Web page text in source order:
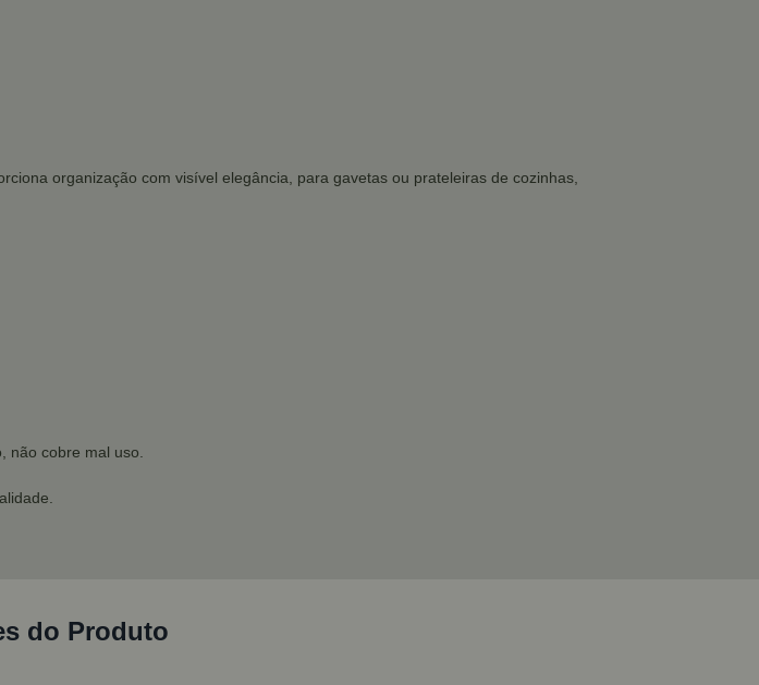
organização com visível elegância, para gavetas ou prateleiras de cozinhas,
não cobre mal uso.
do Produto